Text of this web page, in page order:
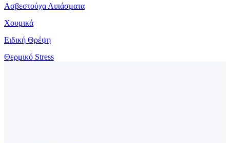
Ασβεστούχα Λιπάσματα
Χουμικά
Ειδική Θρέψη
Θερμικό Stress